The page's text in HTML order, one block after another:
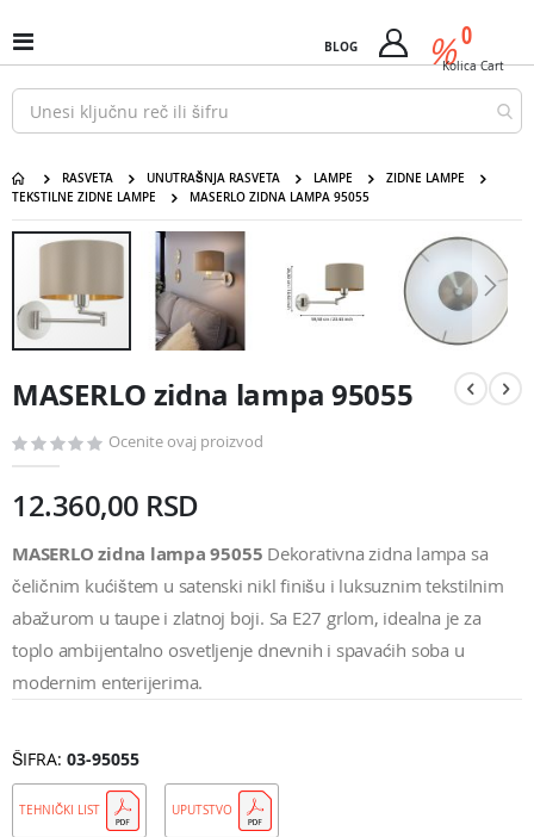
na
sadržaj
Uključi
/
isključi
Nav
BLOG %
Cart 0
Kolica Cart
RASVETA UNUTRAŠNJA RASVETA LAMPE
ZIDNE LAMPE
TEKSTILNE ZIDNE LAMPE
MASERLO ZIDNA LAMPA 95055
MASERLO zidna lampa 95055
početak
galerije
MASERLO zidna lampa 95055
Ocenite ovaj proizvod
12.360,00 RSD
MASERLO zidna lampa 95055 Dekorativna zidna lampa sa
čeličnim kućištem u satenski nikl finišu i luksuznim tekstilnim
abažurom u taupe i zlatnoj boji. Sa E27 grlom, idealna je za
toplo ambijentalno osvetljenje dnevnih i spavaćih soba u
modernim enterijerima.
ŠIFRA 03-95055
TEHNIČKI LIST UPUTSTVO